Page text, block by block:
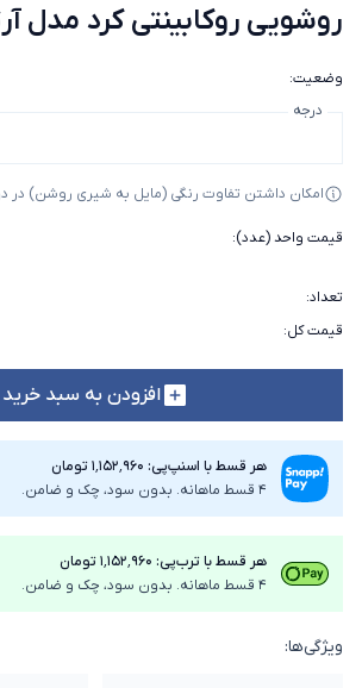
روشویی روکابینتی کرد مدل آرتا
وضعیت:
درجه
امکان داشتن تفاوت رنگی (مایل به شیری روشن) در درجه 2 وجود
قیمت واحد (عدد):
تعداد:
قیمت کل:
افزودن به سبد خرید
هر قسط با اسنپ‌پی: ۱٬۱۵۲٬۹۶۰ تومان
4 قسط ماهانه. بدون سود، چک و ضامن.
هر قسط با ترب‌پی: ۱٬۱۵۲٬۹۶۰ تومان
4 قسط ماهانه. بدون سود، چک و ضامن.
ویژگی‌ها: